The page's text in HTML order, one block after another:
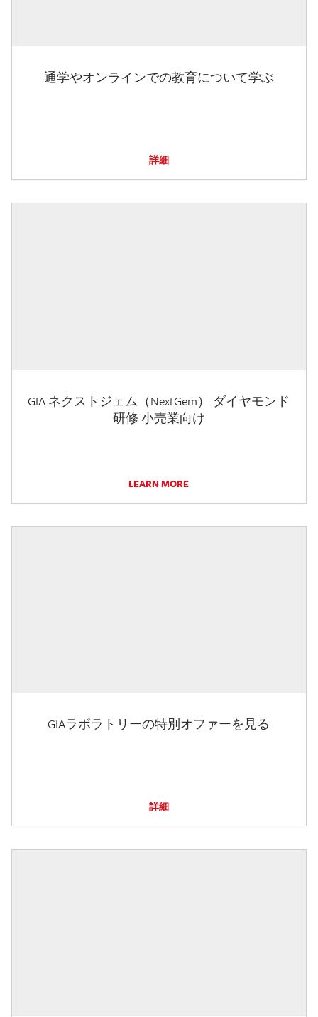
通学やオンラインでの教育について学ぶ
詳細
GIA ネクストジェム（NextGem） ダイヤモンド
研修 小売業向け
LEARN MORE
GIAラボラトリーの特別オファーを見る
詳細